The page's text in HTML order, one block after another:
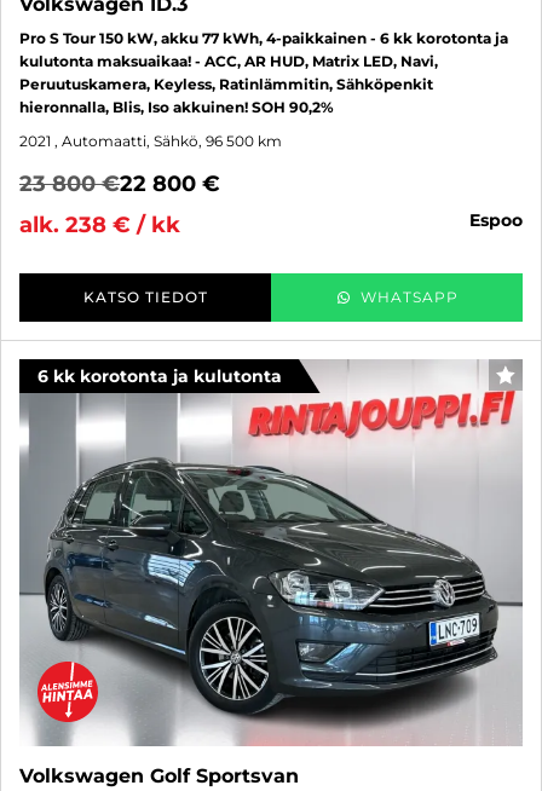
Pro S Tour 150 kW, akku 77 kWh, 4-paikkainen - 6 kk korotonta ja
kulutonta maksuaikaa! - ACC, AR HUD, Matrix LED, Navi,
Peruutuskamera, Keyless, Ratinlämmitin, Sähköpenkit
hieronnalla, Blis, Iso akkuinen! SOH 90,2%
2021 , Automaatti, Sähkö, 96 500 km
23 800 €22 800 €
alk. 238 € / kk
espoo
KATSO TIEDOT WHATSAPP
6 kk korotonta ja kulutonta
Volkswagen Golf Sportsvan